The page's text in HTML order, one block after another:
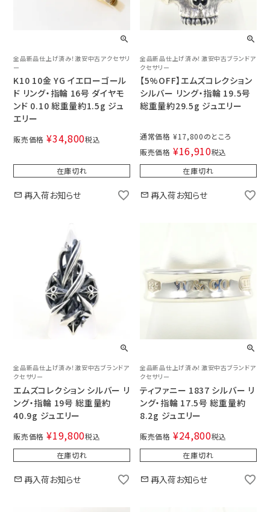
全品新品仕上げ済み！激安中古アクセサリ
ー
K10 10金 YG イエローゴール
ド リング・指輪 16号 ダイヤモ
ンド 0.10 総重量約1.5g ジュ
エリー
販売価格 ¥34,800税込
在庫切れ
再入荷お知らせ
全品新品仕上げ済み！激安中古ブランドア
クセサリー
【5%OFF】エムズコレクション
シルバー リング・指輪 19.5号
総重量約29.5g ジュエリー
通常価格 ¥17,800
販売価格 ¥16,910税込
在庫切れ
再入荷お知らせ
全品新品仕上げ済み！激安中古ブランドア
クセサリー
エムズコレクション シルバー リ
ング・指輪 19号 総重量約
40.9g ジュエリー
販売価格 ¥19,800税込
在庫切れ
再入荷お知らせ
全品新品仕上げ済み！激安中古ブランドア
クセサリー
ティファニー 1837 シルバー リ
ング・指輪 17.5号 総重量約
8.2g ジュエリー
販売価格 ¥24,800税込
在庫切れ
再入荷お知らせ